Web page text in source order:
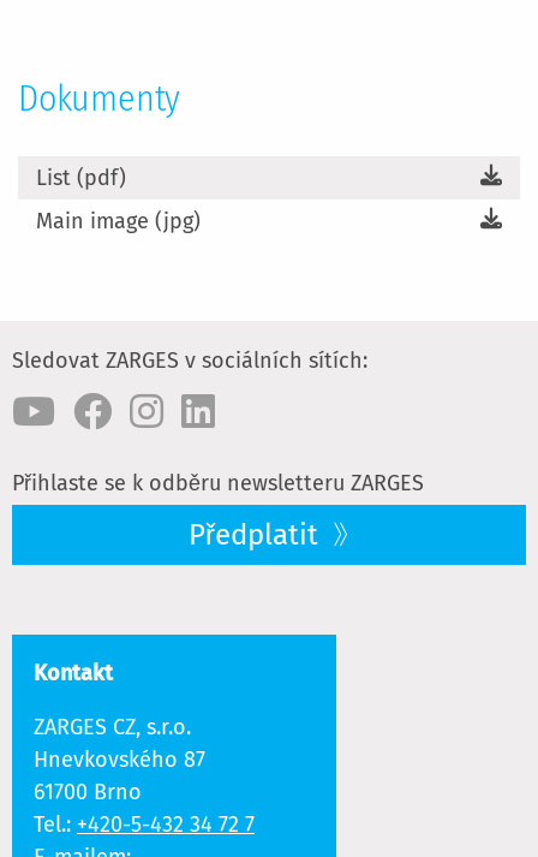
Dokumenty
List (pdf)
Main image (jpg)
Sledovat ZARGES v sociálních sítích:
Přihlaste se k odběru newsletteru ZARGES
Předplatit
Kontakt
ZARGES CZ, s.r.o.
Hnevkovského 87
61700 Brno
Tel.: +420-5-432 34 72 7